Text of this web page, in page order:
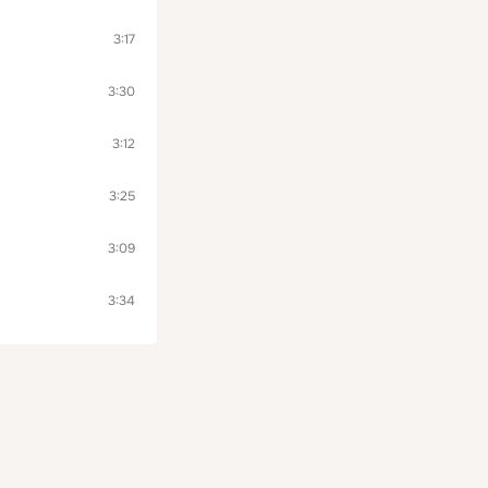
3:17
3:30
3:12
3:25
3:09
3:34